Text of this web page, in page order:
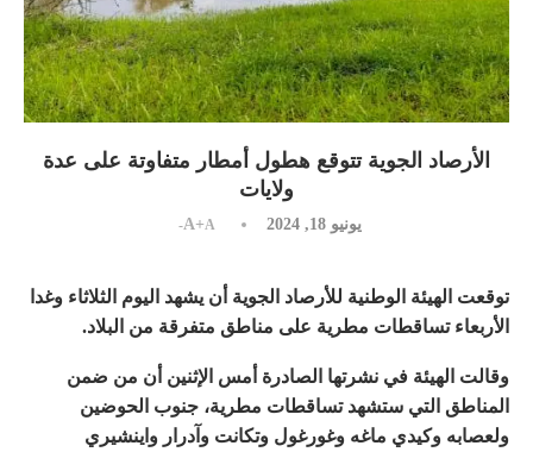
الأرصاد الجوية تتوقع هطول أمطار متفاوتة على عدة
ولايات
يونيو 18, 2024 A+A-
توقعت الهيئة الوطنية للأرصاد الجوية أن يشهد اليوم الثلاثاء وغدا
الأربعاء تساقطات مطرية على مناطق متفرقة من البلاد.
وقالت الهيئة في نشرتها الصادرة أمس الإثنين أن من ضمن
المناطق التي ستشهد تساقطات مطرية، جنوب الحوضين
ولعصابه وكيدي ماغه وغورغول وتكانت وآدرار واينشيري